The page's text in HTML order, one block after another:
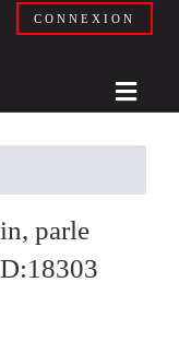
CONNEXION
parle